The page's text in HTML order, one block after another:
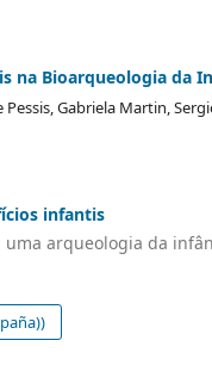
na Bioarqueologia da
Pessis, Gabriela Martin,
infantis
arqueologia da